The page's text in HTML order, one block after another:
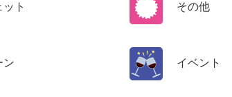
ト その他
ン イベント